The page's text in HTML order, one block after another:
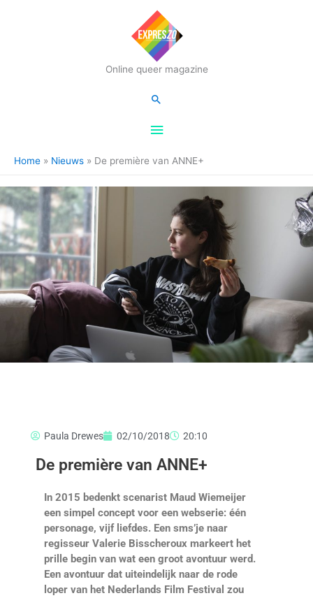
Online queer magazine
Hoofdmenu
Zoeken
Home Nieuws De première van ANNE+
Paula Drewes 02/10/2018 20:10
De première van ANNE+
In 2015 bedenkt scenarist Maud Wiemeijer
een simpel concept voor een webserie: één
personage, vijf liefdes. Een sms’je naar
regisseur Valerie Bisscheroux markeert het
prille begin van wat een groot avontuur werd.
Een avontuur dat uiteindelijk naar de rode
loper van het Nederlands Film Festival zou